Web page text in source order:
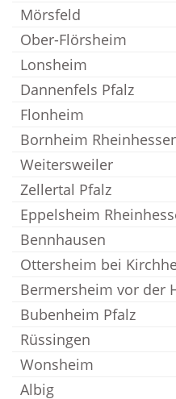
Mörsfeld
Ober-Flörsheim
Lonsheim
Dannenfels Pfalz
Flonheim
Bornheim
Weitersweiler
Zellertal Pfalz
Eppelsheim
Bennhausen
Ottersheim bei
Bermersheim vor der
Bubenheim Pfalz
Rüssingen
Wonsheim
Albig